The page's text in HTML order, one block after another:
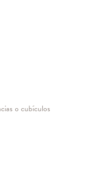
o cubículos